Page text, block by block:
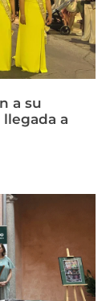
a su
a